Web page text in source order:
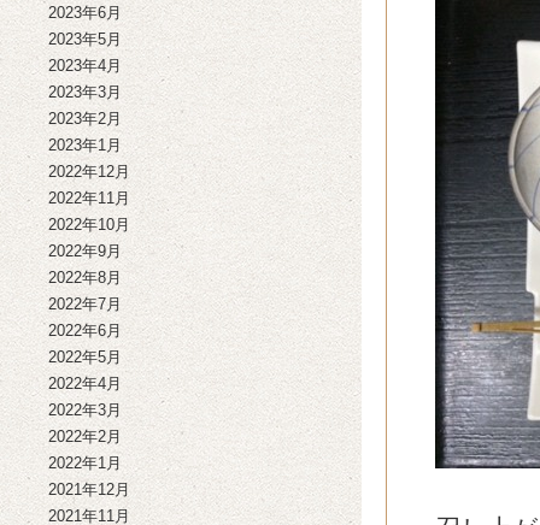
2023年6月
2023年5月
2023年4月
2023年3月
2023年2月
2023年1月
2022年12月
2022年11月
2022年10月
2022年9月
2022年8月
2022年7月
2022年6月
2022年5月
2022年4月
2022年3月
2022年2月
2022年1月
2021年12月
2021年11月